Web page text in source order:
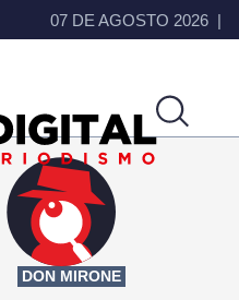
07 DE AGOSTO 2026
DON MIRONE